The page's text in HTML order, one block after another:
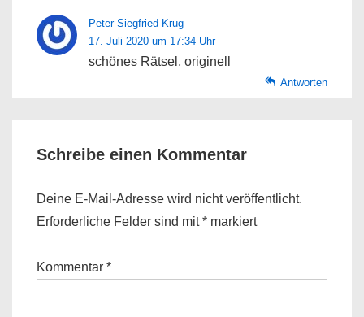
Peter Siegfried Krug
17. Juli 2020 um 17:34 Uhr
schönes Rätsel, originell
Antworten
Schreibe einen Kommentar
Deine E-Mail-Adresse wird nicht veröffentlicht.
Erforderliche Felder sind mit* markiert
Kommentar *